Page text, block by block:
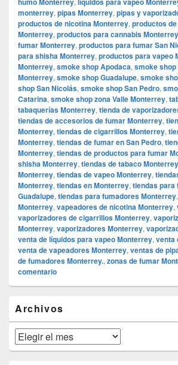
monterrey, pipas Monterrey, pipas y
productos de nicotina Monterrey, productos
Monterrey, productos para cannabis Monterrey
fumar Monterrey, productos para fumar San
para shisha Monterrey, productos para vapeo
Monterrey, smoke shop Apodaca, smoke
Monterrey, smoke shop Guadalupe, smoke
shop San Nicolás, smoke shop San Pedro,
Catarina, smoke shop zona Valle Monterrey,
tabaquerías Monterrey, tienda de
tiendas de accesorios de fumar Monterrey,
Monterrey, tiendas de cigarrillos Monterrey,
Monterrey, tiendas de fumar en San Pedro,
Monterrey, tiendas de productos para fumar
shisha Monterrey, tiendas de tabaco Monterrey
Monterrey, tiendas de vapeo Monterrey,
Monterrey, tiendas en Monterrey, tiendas para
Guadalupe, tiendas para fumadores Monterrey,
Monterrey, vapeadores de nicotina Monterrey,
vaporizadores de cigarrillos Monterrey,
Monterrey, vaporizadores Monterrey,
venta de líquidos para vapeo Monterrey, venta
venta de vapeadores Monterrey, ventas de
de fumadores Monterrey., zonas de fumar
comentario
área
de
widget
barra
lateral
Archivos
Archivos